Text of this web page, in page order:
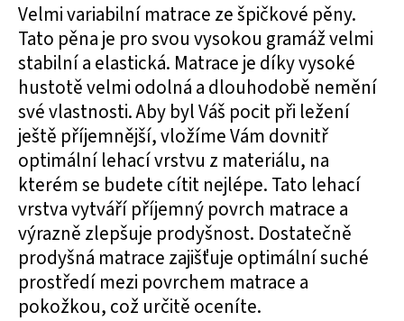
Velmi variabilní matrace ze špičkové pěny.
Tato pěna je pro svou vysokou gramáž velmi
stabilní a elastická. Matrace je díky vysoké
hustotě velmi odolná a dlouhodobě nemění
své vlastnosti. Aby byl Váš pocit při ležení
ještě příjemnější, vložíme Vám dovnitř
optimální lehací vrstvu z materiálu, na
kterém se budete cítit nejlépe. Tato lehací
vrstva vytváří příjemný povrch matrace a
výrazně zlepšuje prodyšnost. Dostatečně
prodyšná matrace zajišťuje optimální suché
prostředí mezi povrchem matrace a
pokožkou, což určitě oceníte.